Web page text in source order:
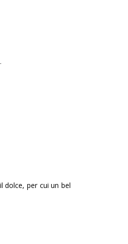
dolce, per cui un bel